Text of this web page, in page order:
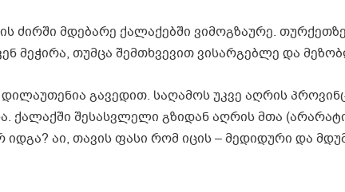
ძირში მდებარე ქალაქებში ვიმოგზაურე.
მეჭირა, თუმცა შემთხვევით ვისარგებლე და
გავედით. საღამოს უკვე აღრის
ქალაქში შესასვლელი გზიდან აღრის მთა
აი, თავის ფასი რომ იცის – მედიდური და